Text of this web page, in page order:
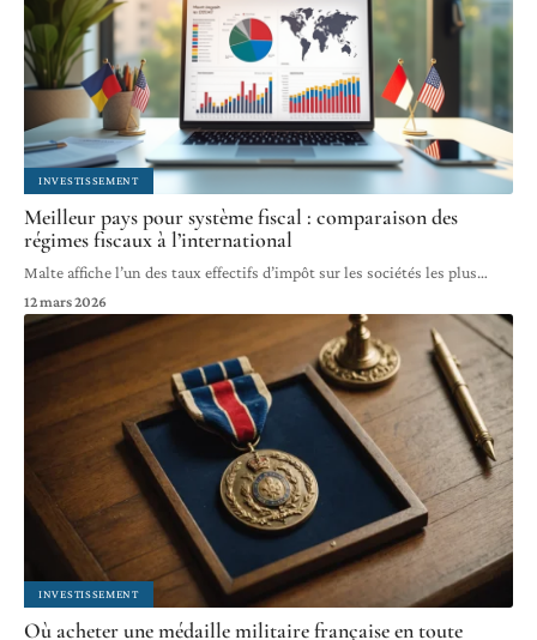
INVESTISSEMENT
Meilleur pays pour système fiscal : comparaison des
régimes fiscaux à l’international
Malte affiche l’un des taux effectifs d’impôt sur les sociétés les plus…
12 mars 2026
INVESTISSEMENT
Où acheter une médaille militaire française en toute